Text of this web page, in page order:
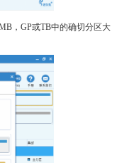
，GP或TB中的确切分区大